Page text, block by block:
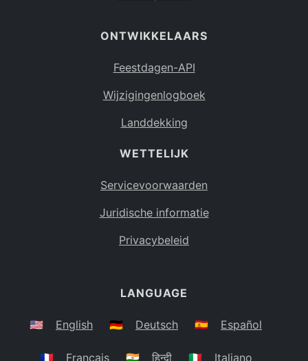
ONTWIKKELAARS
Feestdagen-API
Wijzigingenlogboek
Landdekking
WETTELIJK
Servicevoorwaarden
Juridische informatie
Privacybeleid
LANGUAGE
🇺🇸 English 🇩🇪 Deutsch 🇪🇸 Español
🇫🇷 Français 🇮🇳 हिन्दी 🇮🇹 Italiano